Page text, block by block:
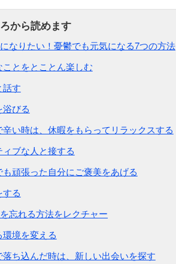
なりたい！憂鬱でも元気になる7つの方法
ことをとことん楽しむ
話す
びる
辛い時は、休暇をもらってリラックスする
ィブな人と接する
も頑張った自分にご褒美をあげる
る
忘れる方法をレクチャー
環境を変える
落ち込んだ時は、新しい出会いを探す